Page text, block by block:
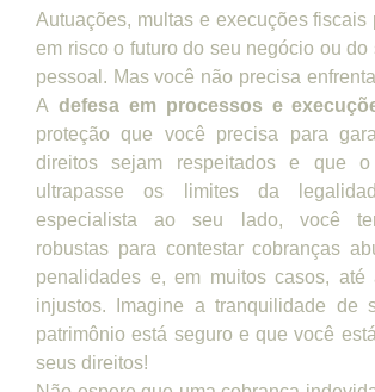
Autuações, multas e execuções fiscais
em risco o futuro do seu negócio ou do
pessoal. Mas você não precisa
A defesa em processos e
proteção que você precisa para
direitos sejam respeitados e que
ultrapasse os limites da
especialista ao seu lado, você
robustas para contestar cobranças
penalidades e, em muitos casos, até
injustos. Imagine a tranquilidade de
patrimônio está seguro e que você
seus direitos!